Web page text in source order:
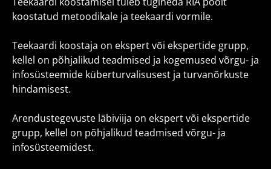
koostatud metoodikale ja teekaardi vormile.
Teekaardi koostaja on ekspert või ekspertide grupp,
kellel on põhjalikud teadmised ja kogemused võrgu-​ ja
infosüsteemide küberturvalisusest ja turvanõrkuste
hindamisest.
Arendustegevuste läbiviija on ekspert või ekspertide
grupp, kellel on põhjalikud teadmised võrgu-​ ja
infosüsteemidest.